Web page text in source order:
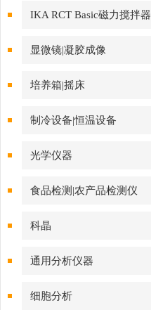
IKA RCT Basic磁力搅拌器
显微镜|凝胶成像
培养箱|摇床
制冷设备|恒温设备
光学仪器
食品检测|农产品检测仪
科晶
通用分析仪器
细胞分析